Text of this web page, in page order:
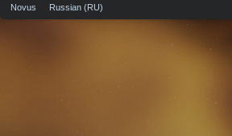
Novus Russian (RU)